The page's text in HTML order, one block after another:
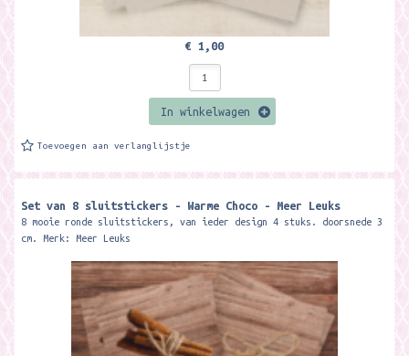
€ 1,00
In winkelwagen
Toevoegen aan verlanglijstje
Set van 8 sluitstickers - Warme Choco - Meer Leuks
8 mooie ronde sluitstickers, van ieder design 4 stuks. doorsnede 3
cm. Merk: Meer Leuks